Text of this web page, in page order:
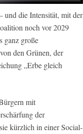
und die Intensität, mit der
noch vor 2029
ganz große
den Grünen, der
„Erbe gleich
mit
der
kürzlich in einer Social-